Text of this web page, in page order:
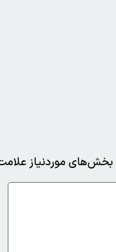
بخش‌های موردنیاز